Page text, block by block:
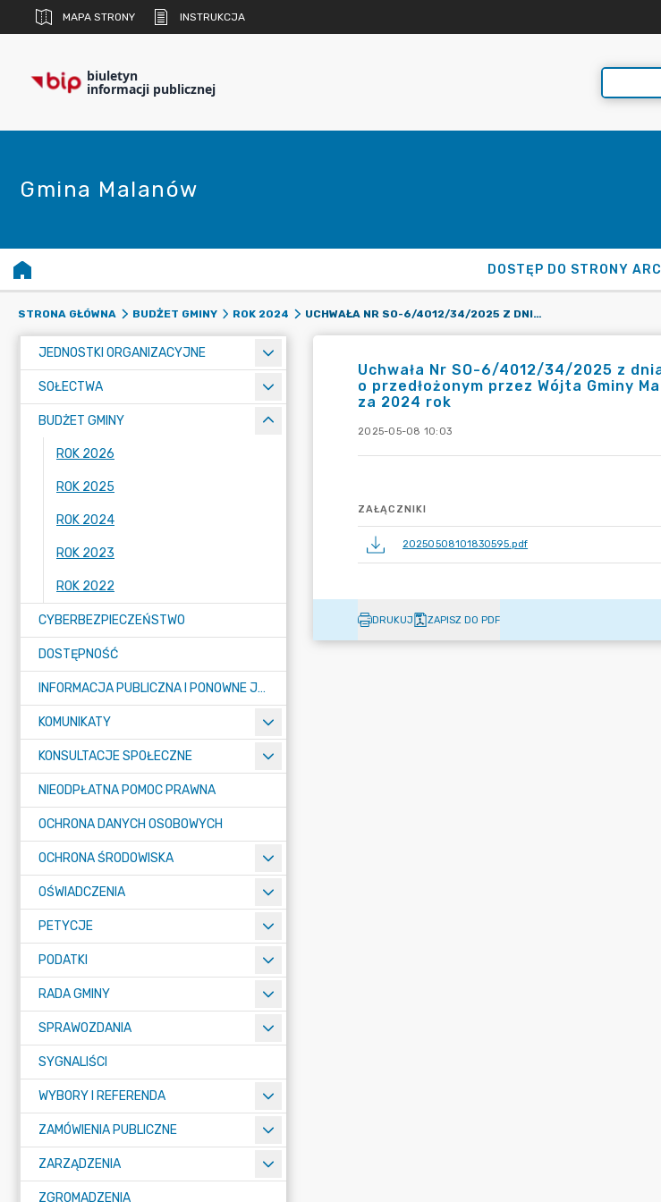
MAPA STRONY INSTRUKCJA
biuletyn
informacji publicznej
Gmina Malanów
DOSTĘP DO STRONY
STRONA GŁÓWNA BUDŻET GMINY ROK 2024 UCHWAŁA NR SO-6/4012/34/2025 Z DNIA 07.04.2025 ROKU RIO W POZNANIU W SPRAWIE WYRAŻENIA OPINII O PRZEDŁOŻONYM PRZEZ WÓJTA GMINY MALANÓW SPRAWOZDANIU Z WYKONANIA BUDŻETU GMINY MALANÓW ZA 2024 ROK
JEDNOSTKI ORGANIZACYJNE
SOŁECTWA
BUDŻET GMINY
ROK 2026
ROK 2025
ROK 2024
ROK 2023
ROK 2022
CYBERBEZPIECZEŃSTWO
DOSTĘPNOŚĆ
INFORMACJA PUBLICZNA I PONOWNE JEJ WYKORZYSTYWANIE
KOMUNIKATY
KONSULTACJE SPOŁECZNE
NIEODPŁATNA POMOC PRAWNA
OCHRONA DANYCH OSOBOWYCH
OCHRONA ŚRODOWISKA
OŚWIADCZENIA
PETYCJE
PODATKI
RADA GMINY
SPRAWOZDANIA
SYGNALIŚCI
WYBORY I REFERENDA
ZAMÓWIENIA PUBLICZNE
ZARZĄDZENIA
ZGROMADZENIA
Uchwała Nr SO-6/4012/34/2025 z
o przedłożonym przez Wójta Gminy
za 2024 rok
2025-05-08 10:03
ZAŁĄCZNIKI
20250508101830595.pdf
DRUKUJ ZAPISZ DO PDF